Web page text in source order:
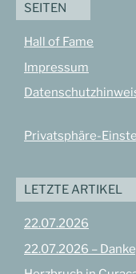
SEITEN
Hall of Fame
Impressum
Privatsphäre-
LETZTE ARTIKEL
22.07.2026
22.07.2026 –